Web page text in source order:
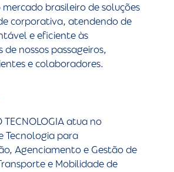
brasileiro de soluções
corporativa, atendendo de
e eficiente às
de nossos passageiros,
e colaboradores.
TECNOLOGIA atua no
Tecnologia para
Agenciamento e Gestão de
e Mobilidade de